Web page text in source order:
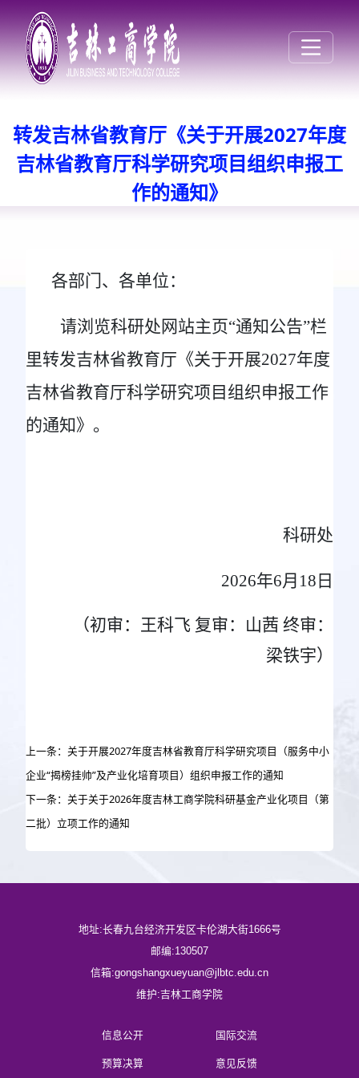
转发吉林省教育厅《关于开展2027年度
吉林省教育厅科学研究项目组织申报工
作的通知》
各部门、各单位：
请浏览科研处网站主页“通知公告”栏
里转发吉林省教育厅《关于开展2027年度
吉林省教育厅科学研究项目组织申报工作
的通知》。
科研处
2026年6月 18 日
（初审： 王科飞 复审：山茜 终审：
梁铁宇）
上一条：关于开展2027年度吉林省教育厅科学研究项目（服务中小
企业“揭榜挂帅”及产业化培育项目）组织申报工作的通知
下一条：关于关于2026年度吉林工商学院科研基金产业化项目（第
二批）立项工作的通知
地址:长春九台经济开发区卡伦湖大街1666号
邮编:130507
信箱:gongshangxueyuan@jlbtc.edu.cn
维护:吉林工商学院
信息公开 国际交流
预算决算 意见反馈